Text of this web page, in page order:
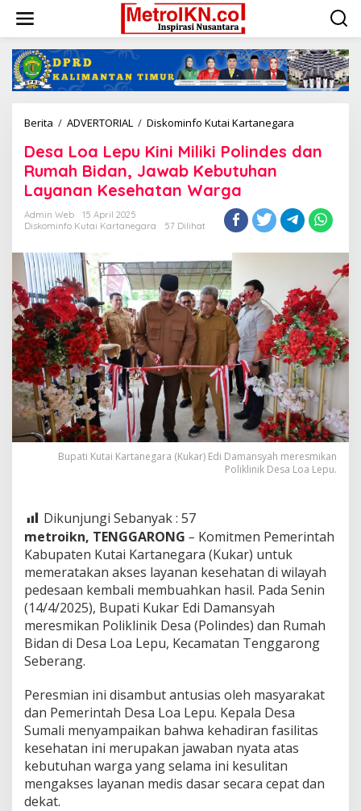
konten
Berita / ADVERTORIAL / Diskominfo Kutai Kartanegara
Lepu
dan
Rumah
Jawab
Kebutuhan
Layanan
Kesehatan
Warga
Desa Loa Lepu Kini Miliki Polindes dan
Rumah Bidan, Jawab Kebutuhan
Layanan Kesehatan Warga
Admin Web
15 April 2025
Diskominfo Kutai Kartanegara
57 Dilihat
Bupati Kutai Kartanegara (Kukar) Edi Damansyah meresmikan
Poliklinik Desa Loa Lepu.
Dikunjungi Sebanyak : 57
metroikn, TENGGARONG – Komitmen Pemerintah
Kabupaten Kutai Kartanegara (Kukar) untuk
memeratakan akses layanan kesehatan di wilayah
pedesaan kembali membuahkan hasil. Pada Senin
(14/4/2025), Bupati Kukar Edi Damansyah
meresmikan Poliklinik Desa (Polindes) dan Rumah
Bidan di Desa Loa Lepu, Kecamatan Tenggarong
Seberang.
Peresmian ini disambut antusias oleh masyarakat
dan Pemerintah Desa Loa Lepu. Kepala Desa
Sumali menyampaikan bahwa kehadiran fasilitas
kesehatan ini merupakan jawaban nyata atas
kebutuhan warga yang selama ini kesulitan
mengakses layanan medis dasar secara cepat dan
dekat.